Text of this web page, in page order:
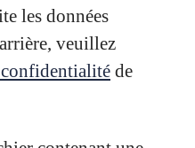
les données
veuillez
de